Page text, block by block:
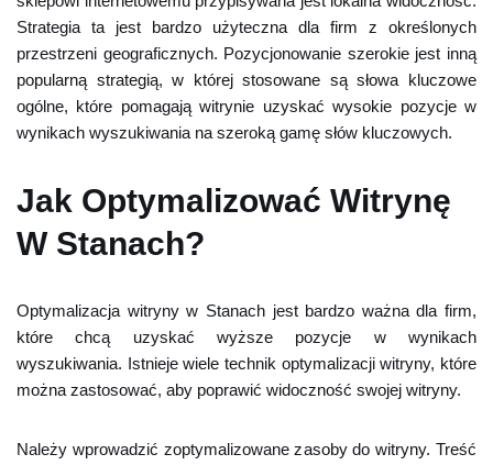
Strategia ta jest bardzo użyteczna dla firm z określonych
przestrzeni geograficznych. Pozycjonowanie szerokie jest inną
popularną strategią, w której stosowane są słowa kluczowe
ogólne, które pomagają witrynie uzyskać wysokie pozycje w
wynikach wyszukiwania na szeroką gamę słów kluczowych.
Jak Optymalizować Witrynę
W Stanach?
Optymalizacja witryny w Stanach jest bardzo ważna dla firm,
które chcą uzyskać wyższe pozycje w wynikach
wyszukiwania. Istnieje wiele technik optymalizacji witryny, które
można zastosować, aby poprawić widoczność swojej witryny.
Należy wprowadzić zoptymalizowane zasoby do witryny. Treść